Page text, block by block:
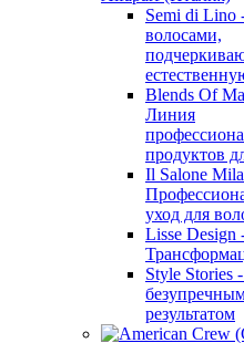
Semi di Lino
волосами,
Blends Of
Линия
продуктов
Il Salone
уход для
Lisse Design
Style Stories
результатом